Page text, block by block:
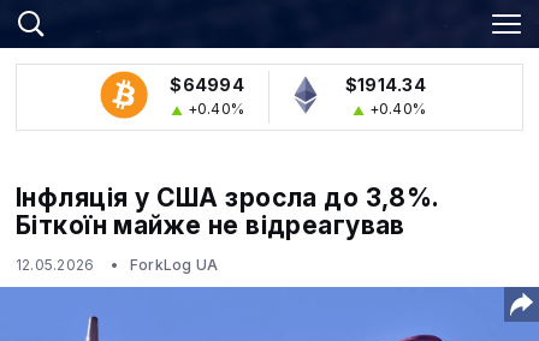
$64994
+0.40%
$1914.34
+0.40%
Інфляція у США зросла до 3,8%.
Біткоїн майже не відреагував
12.05.2026 ForkLog UA